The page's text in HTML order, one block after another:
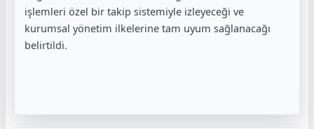
işlemleri özel bir takip sistemiyle izleyeceği ve
kurumsal yönetim ilkelerine tam uyum sağlanacağı
belirtildi.